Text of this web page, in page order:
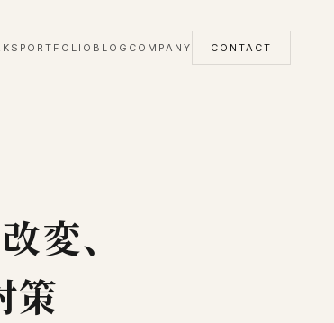
PORTFOLIO BLOG COMPANY CONTACT
変、
策